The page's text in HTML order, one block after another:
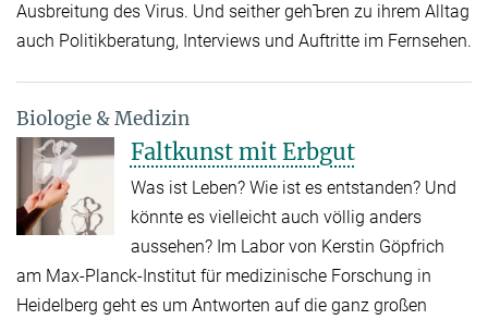
Ausbreitung des Virus. Und seither gehЪren zu ihrem Alltag
auch Politikberatung, Interviews und Auftritte im Fernsehen.
Biologie & Medizin
Faltkunst mit Erbgut
Was ist Leben? Wie ist es entstanden? Und
könnte es vielleicht auch völlig anders
aussehen? Im Labor von Kerstin Göpfrich
am Max-Planck-Institut für medizinische Forschung in
Heidelberg geht es um Antworten auf die ganz großen